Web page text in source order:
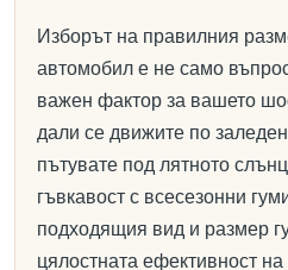
Изборът на правилния
автомобил е не само
важен фактор за вашето
дали се движите по
пътувате под лятното
гъвкавост с всесезонни
подходящия вид и размер
цялостната ефективност